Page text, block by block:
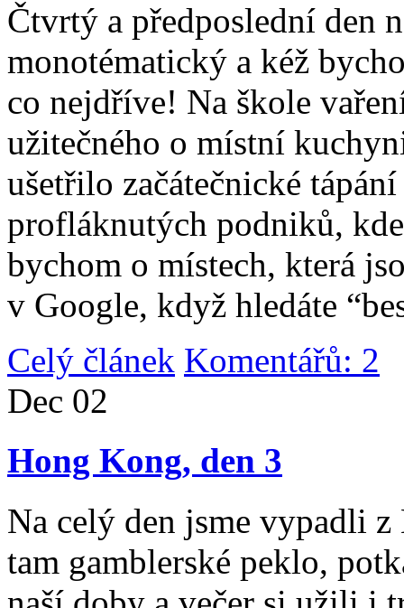
Čtvrtý a předposlední den
monotématický a kéž
co nejdříve! Na škole
užitečného o místní
ušetřilo začátečnické
profláknutých podniků,
bychom o místech, která
v Google, když hledáte
Celý článek Komentářů: 2
Dec 02
Hong Kong, den 3
Na celý den jsme vypadli
tam gamblerské peklo,